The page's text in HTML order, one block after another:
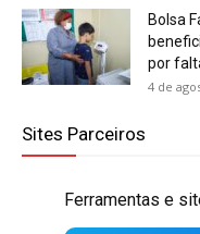
Bolsa
por
4 de
Sites Parceiros
Ferramentas e